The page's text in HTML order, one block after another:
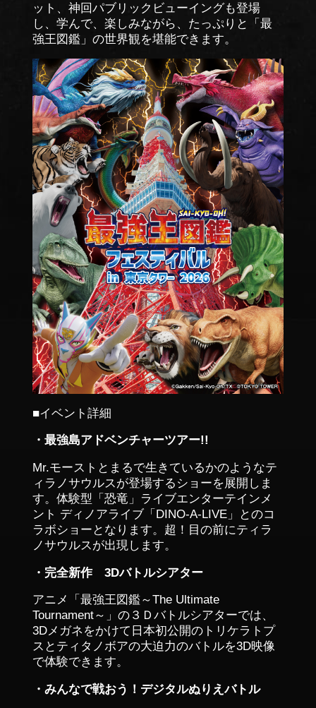
ット、神回パブリックビューイングも登場
し、学んで、楽しみながら、たっぷりと「最
強王図鑑」の世界観を堪能できます。
■イベント詳細
・最強島アドベンチャーツアー!!
Mr.モーストとまるで生きているかのようなテ
ィラノサウルスが登場するショーを展開しま
す。体験型「恐竜」ライブエンターテインメ
ント ディノアライブ「DINO-A-LIVE」とのコ
ラボショーとなります。超！目の前にティラ
ノサウルスが出現します。
・完全新作 3Dバトルシアター
アニメ「最強王図鑑～The Ultimate
Tournament～」の３Ｄバトルシアターでは、
3Dメガネをかけて日本初公開のトリケラトプ
スとティタノボアの大迫力のバトルを3D映像
で体験できます。
・みんなで戦おう！デジタルぬりえバトル